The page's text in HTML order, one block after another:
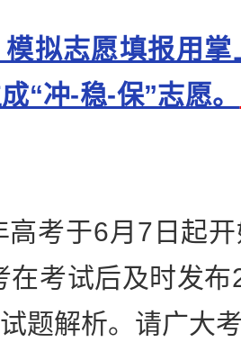
拟志愿填报用
“冲-稳-保”志愿。
于6月7日起开
在考试后及时发
题解析。请广大